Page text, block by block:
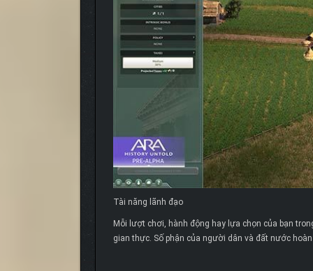
Tài năng lãnh đạo
Mỗi lượt chơi, hành động hay lựa chọn của bạn
gian thực. Số phận của người dân và đất nước